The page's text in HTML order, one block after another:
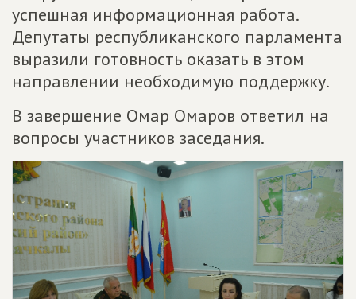
успешная информационная работа.
Депутаты республиканского парламента
выразили готовность оказать в этом
направлении необходимую поддержку.
В завершение Омар Омаров ответил на
вопросы участников заседания.